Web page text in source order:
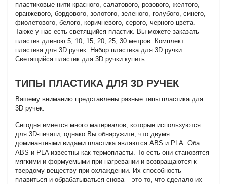
пластиковые нити красного, салатового, розового, желтого,
оранжевого, бордового, золотого, зеленого, голубого, синего,
фиолетового, белого, коричневого, серого, черного цвета.
Также у нас есть светящийся пластик. Вы можете заказать
пластик длиною 5, 10, 15, 20, 25, 30 метров. Комплект
пластика для 3D ручек. Набор пластика для 3D ручки.
Светящийся пластик для 3D ручки купить.
ТИПЫ ПЛАСТИКА ДЛЯ 3D РУЧЕК
Вашему вниманию представлены разные типы пластика для
3D ручек.
Сегодня имеется много материалов, которые используются
для 3D-печати, однако Вы обнаружите, что двумя
доминантными видами пластика являются ABS и PLA. Оба
ABS и PLA известны как термопласты. То есть они становятся
мягкими и формуемыми при нагревании и возвращаются к
твердому веществу при охлаждении. Их способность
плавиться и обрабатываться снова – это то, что сделало их